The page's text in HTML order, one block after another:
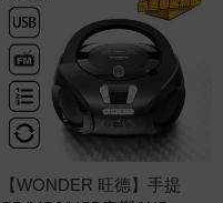
【WONDER 旺德】手提